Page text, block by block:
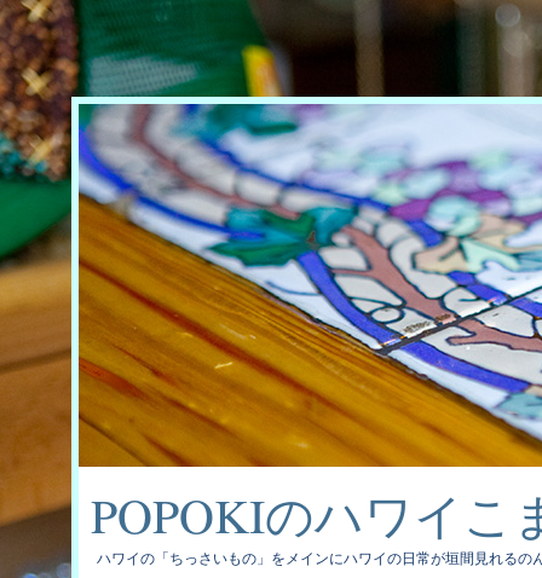
POPOKIのハワイこ
ハワイの「ちっさいもの」をメインにハワイの日常が垣間見れるの